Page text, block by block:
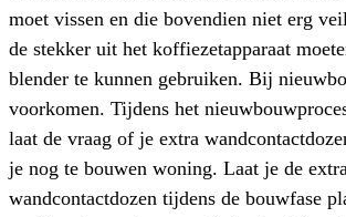
moet vissen en die bovendien niet erg
de stekker uit het koffiezetapparaat
blender te kunnen gebruiken. Bij
voorkomen. Tijdens het
laat de vraag of je extra
je nog te bouwen woning. Laat je de extra
wandcontactdozen tijdens de bouwfase